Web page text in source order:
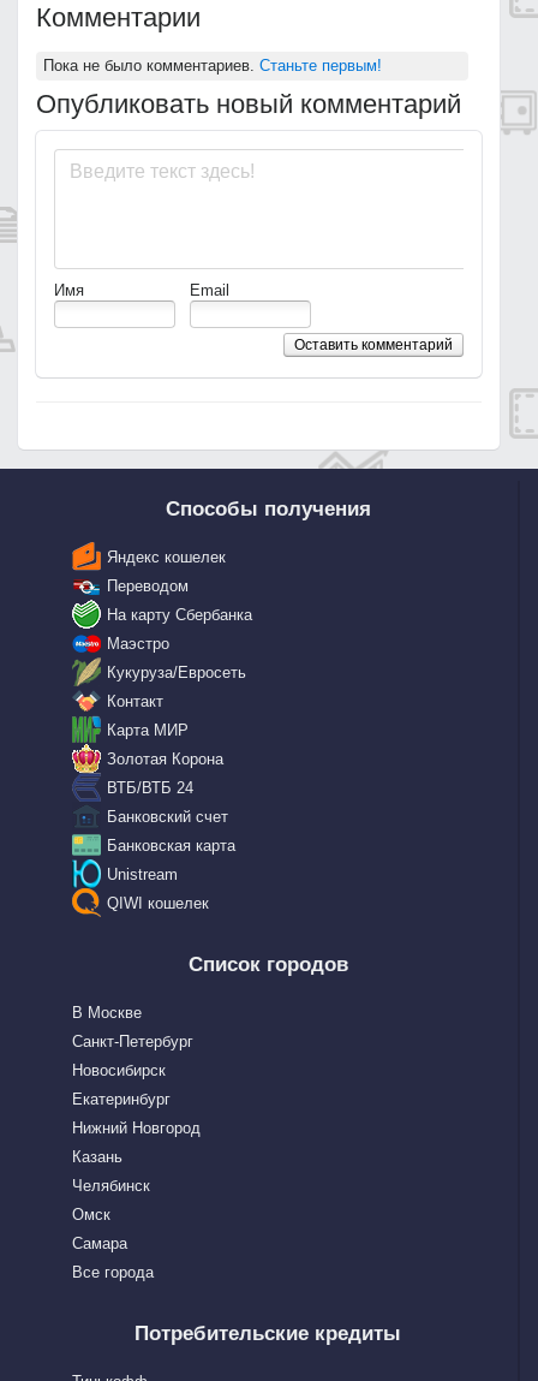
Комментарии
Пока не было комментариев. Станьте первым!
Опубликовать новый комментарий
Имя Email
Оставить комментарий
Способы получения
Яндекс кошелек
Переводом
На карту Сбербанка
Маэстро
Кукуруза/Евросеть
Контакт
Карта МИР
Золотая Корона
ВТБ/ВТБ 24
Банковский счет
Банковская карта
Unistream
QIWI кошелек
Список городов
В Москве
Санкт-Петербург
Новосибирск
Екатеринбург
Нижний Новгород
Казань
Челябинск
Омск
Самара
Все города
Потребительские кредиты